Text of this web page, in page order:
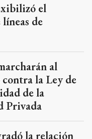
el
de
al
la Ley de
de la
Privada
la relación